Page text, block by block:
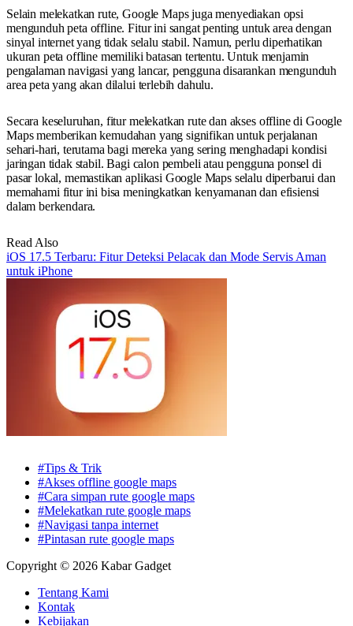
Selain melekatkan rute, Google Maps juga menyediakan opsi
mengunduh peta offline. Fitur ini sangat penting untuk area dengan
sinyal internet yang tidak selalu stabil. Namun, perlu diperhatikan
ukuran peta offline memiliki batasan tertentu. Untuk menjamin
pengalaman navigasi yang lancar, pengguna disarankan mengunduh
area peta yang akan dilalui terlebih dahulu.
Secara keseluruhan, fitur melekatkan rute dan akses offline di Google
Maps memberikan kemudahan yang signifikan untuk perjalanan
sehari-hari, terutama bagi mereka yang sering menghadapi kondisi
jaringan tidak stabil. Bagi calon pembeli atau pengguna ponsel di
pasar lokal, memastikan aplikasi Google Maps selalu diperbarui dan
memahami fitur ini bisa meningkatkan kenyamanan dan efisiensi
dalam berkendara.
Read Also
iOS 17.5 Terbaru: Fitur Deteksi Pelacak dan Mode Servis Aman
untuk iPhone
#Tips & Trik
#Akses offline google maps
#Cara simpan rute google maps
#Melekatkan rute google maps
#Navigasi tanpa internet
#Pintasan rute google maps
Copyright © 2026 Kabar Gadget
Tentang Kami
Kontak
Kebijakan